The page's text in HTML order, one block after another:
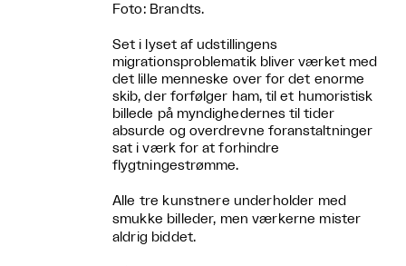
Foto: Brandts.
Set i lyset af udstillingens
migrationsproblematik bliver værket med
det lille menneske over for det enorme
skib, der forfølger ham, til et humoristisk
billede på myndighedernes til tider
absurde og overdrevne foranstaltninger
sat i værk for at forhindre
flygtningestrømme.
Alle tre kunstnere underholder med
smukke billeder, men værkerne mister
aldrig biddet.